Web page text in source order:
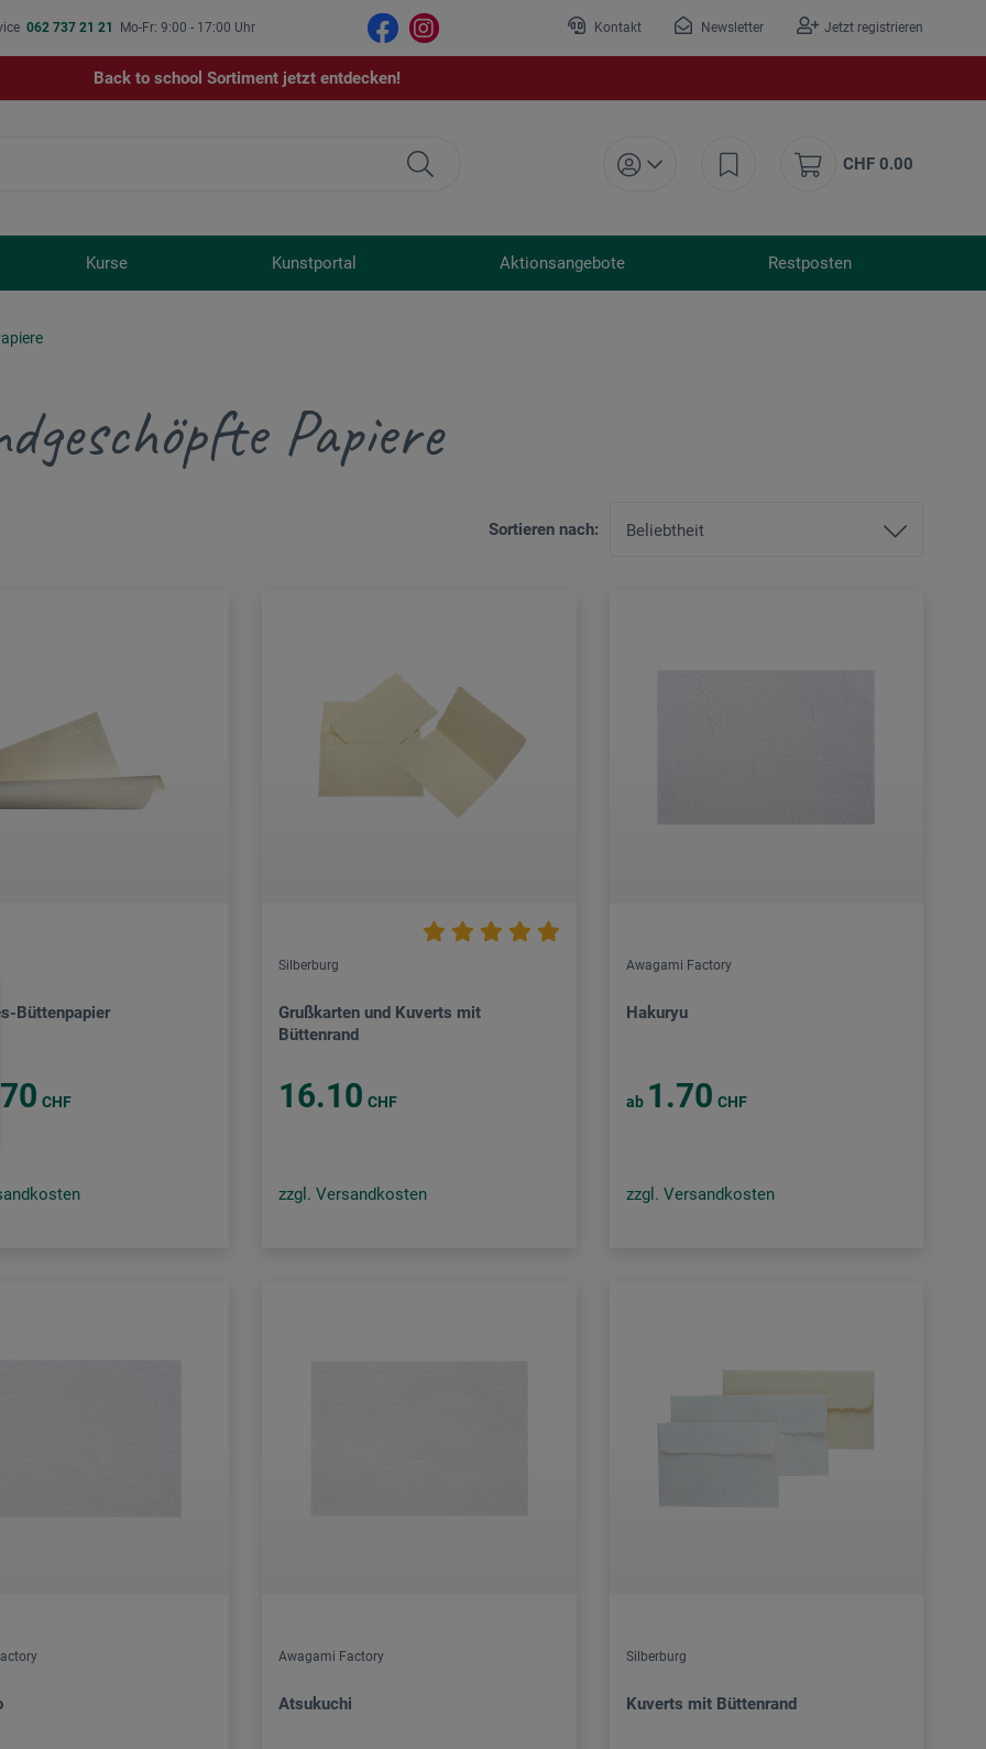
062 737 21 21 Mo-Fr: 9:00 - 17:00 Uhr Kontakt Newsletter Jetzt registrieren
Back to school Sortiment jetzt entdecken!
CHF 0.00
Kurse Kunstportal Aktionsangebote Restposten
Papiere
Sortieren nach:
Büttenpapier
CHF
Silberburg
Grußkarten und Kuverts mit
Büttenrand
16.10 CHF
zzgl. Versandkosten
Awagami Factory
Hakuryu
ab 1.70 CHF
zzgl. Versandkosten
Awagami Factory
Atsukuchi
Silberburg
Kuverts mit Büttenrand